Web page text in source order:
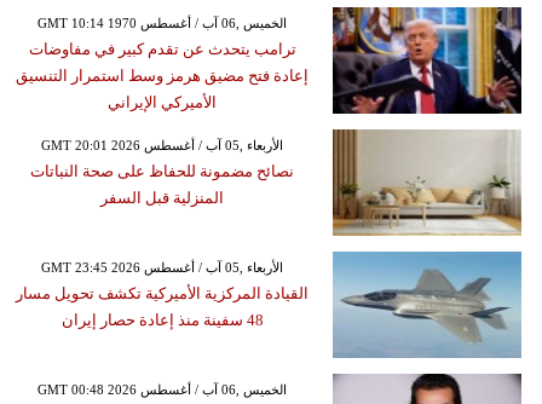
GMT 10:14 1970 الخميس ,06 آب / أغسطس
ترامب يتحدث عن تقدم كبير في مفاوضات
إعادة فتح مضيق هرمز وسط استمرار التنسيق
الأميركي الإيراني
GMT 20:01 2026 الأربعاء ,05 آب / أغسطس
نصائح مضمونة للحفاظ على صحة النباتات
المنزلية قبل السفر
GMT 23:45 2026 الأربعاء ,05 آب / أغسطس
القيادة المركزية الأميركية تكشف تحويل مسار
48 سفينة منذ إعادة حصار إيران
GMT 00:48 2026 الخميس ,06 آب / أغسطس